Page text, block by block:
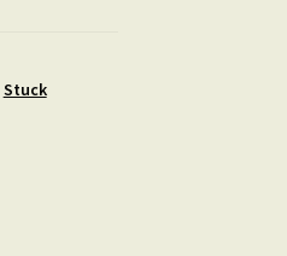
Stuck